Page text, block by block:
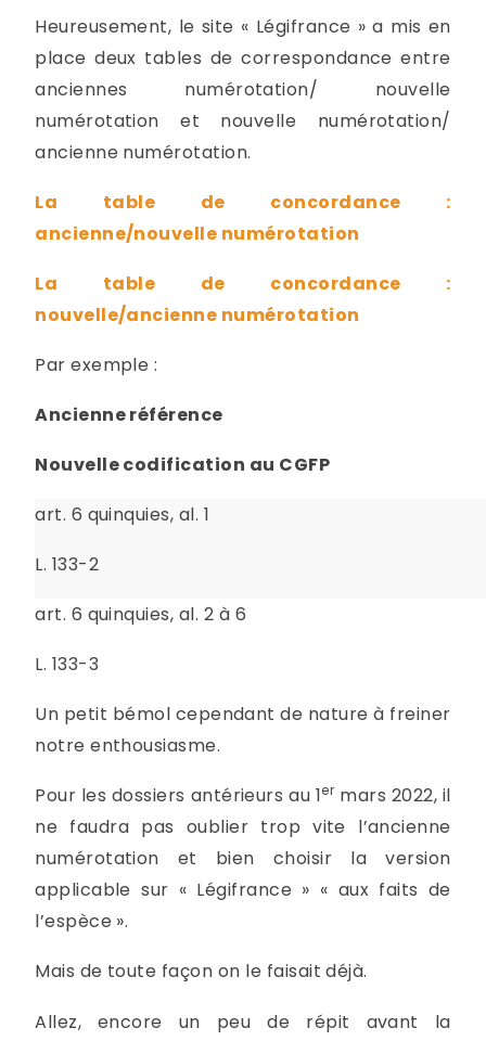
Heureusement, le site « Légifrance » a mis en
place deux tables de correspondance entre
anciennes numérotation/ nouvelle
numérotation et nouvelle numérotation/
ancienne numérotation.
La table de concordance :
ancienne/nouvelle numérotation
La table de concordance :
nouvelle/ancienne numérotation
Par exemple :
Ancienne référence
Nouvelle codification au CGFP
art. 6 quinquies, al. 1
L. 133-2
art. 6 quinquies, al. 2 à 6
L. 133-3
Un petit bémol cependant de nature à freiner
notre enthousiasme.
Pour les dossiers antérieurs au 1er mars 2022, il
ne faudra pas oublier trop vite l’ancienne
numérotation et bien choisir la version
applicable sur « Légifrance » « aux faits de
l’espèce ».
Mais de toute façon on le faisait déjà.
Allez, encore un peu de répit avant la